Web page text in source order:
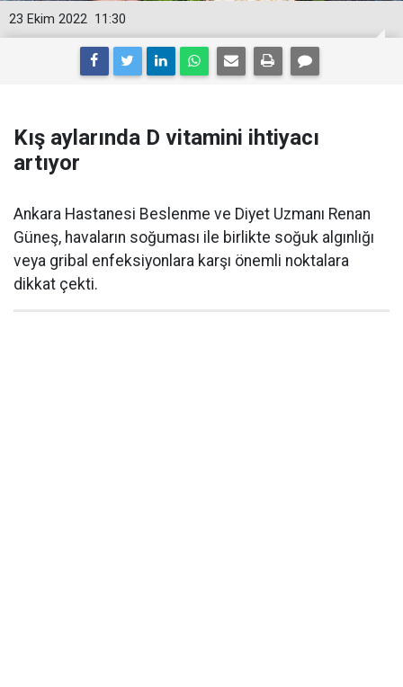
11:30
23 Ekim 2022
Kış aylarında D vitamini ihtiyacı
artıyor
Ankara Hastanesi Beslenme ve Diyet Uzmanı Renan
Güneş, havaların soğuması ile birlikte soğuk algınlığı
veya gribal enfeksiyonlara karşı önemli noktalara
dikkat çekti.